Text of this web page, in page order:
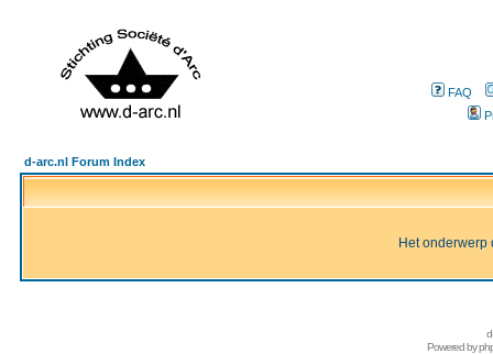
FAQ
d-arc.nl Forum Index
Het onderwerp
Powered by